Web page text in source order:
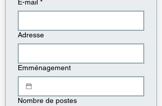
E-mail *
Adresse
Emménagement
Nombre de postes